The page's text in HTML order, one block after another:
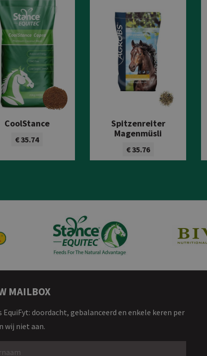
CoolStance
€ 35.74
Spitzenreiter
Magenmüsli
€ 35.76
Bekijk product
MAILBOX
doordacht, gebalanceerd en enkele keren per
wij niet aan.
*